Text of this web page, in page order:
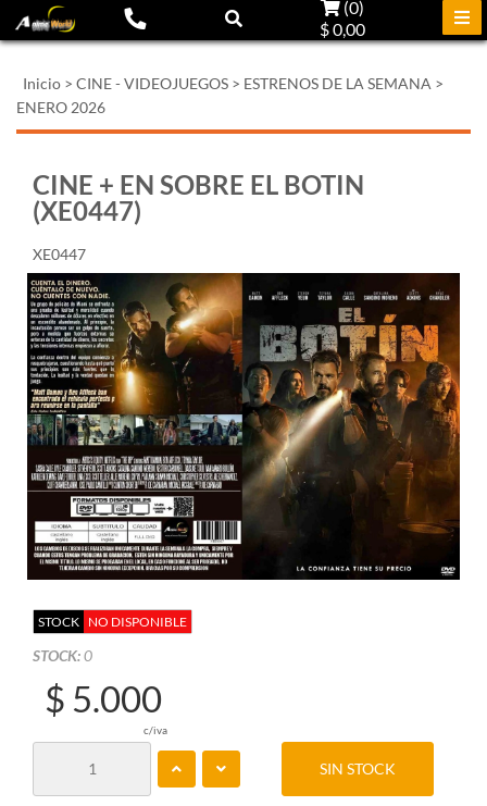
(0)
$ 0,00
Inicio > CINE - VIDEOJUEGOS > ESTRENOS DE LA SEMANA >
ENERO 2026
CINE + EN SOBRE EL BOTIN
(XE0447)
XE0447
STOCK NO DISPONIBLE
STOCK:0
$ 5.000
c/iva
SIN STOCK